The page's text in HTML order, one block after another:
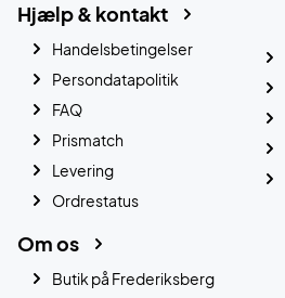
Hjælp & kontakt
Handelsbetingelser
Persondatapolitik
FAQ
Prismatch
Levering
Ordrestatus
Om os
Butik på Frederiksberg